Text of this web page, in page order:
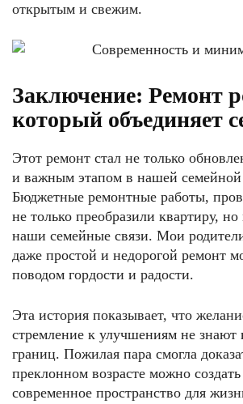
открытым и свежим.
Заключение: Ремонт
который объединяет
Этот ремонт стал не только
и важным этапом в нашей семейной
Бюджетные ремонтные работы,
не только преобразили квартиру,
наши семейные связи. Мои
даже простой и недорогой ремонт
поводом гордости и радости.
Эта история показывает, что
стремление к улучшениям не знают
границ. Пожилая пара смогла
преклонном возрасте можно
современное пространство для